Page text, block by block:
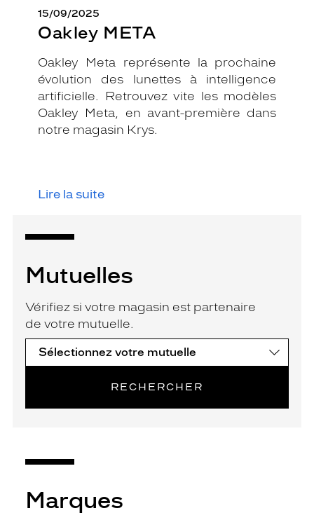
15/09/2025
Oakley META
Oakley Meta représente la prochaine
évolution des lunettes à intelligence
artificielle. Retrouvez vite les modèles
Oakley Meta, en avant-première dans
notre magasin Krys.
Lire la suite
Mutuelles
Vérifiez si votre magasin est partenaire
de votre mutuelle.
RECHERCHER
Marques